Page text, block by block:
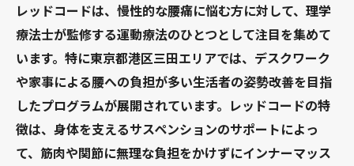
レッドコードは、慢性的な腰痛に悩む方に対して、理学
療法士が監修する運動療法のひとつとして注目を集めて
います。特に東京都港区三田エリアでは、デスクワーク
や家事による腰への負担が多い生活者の姿勢改善を目指
したプログラムが展開されています。レッドコードの特
徴は、身体を支えるサスペンションのサポートによっ
て、筋肉や関節に無理な負担をかけずにインナーマッス